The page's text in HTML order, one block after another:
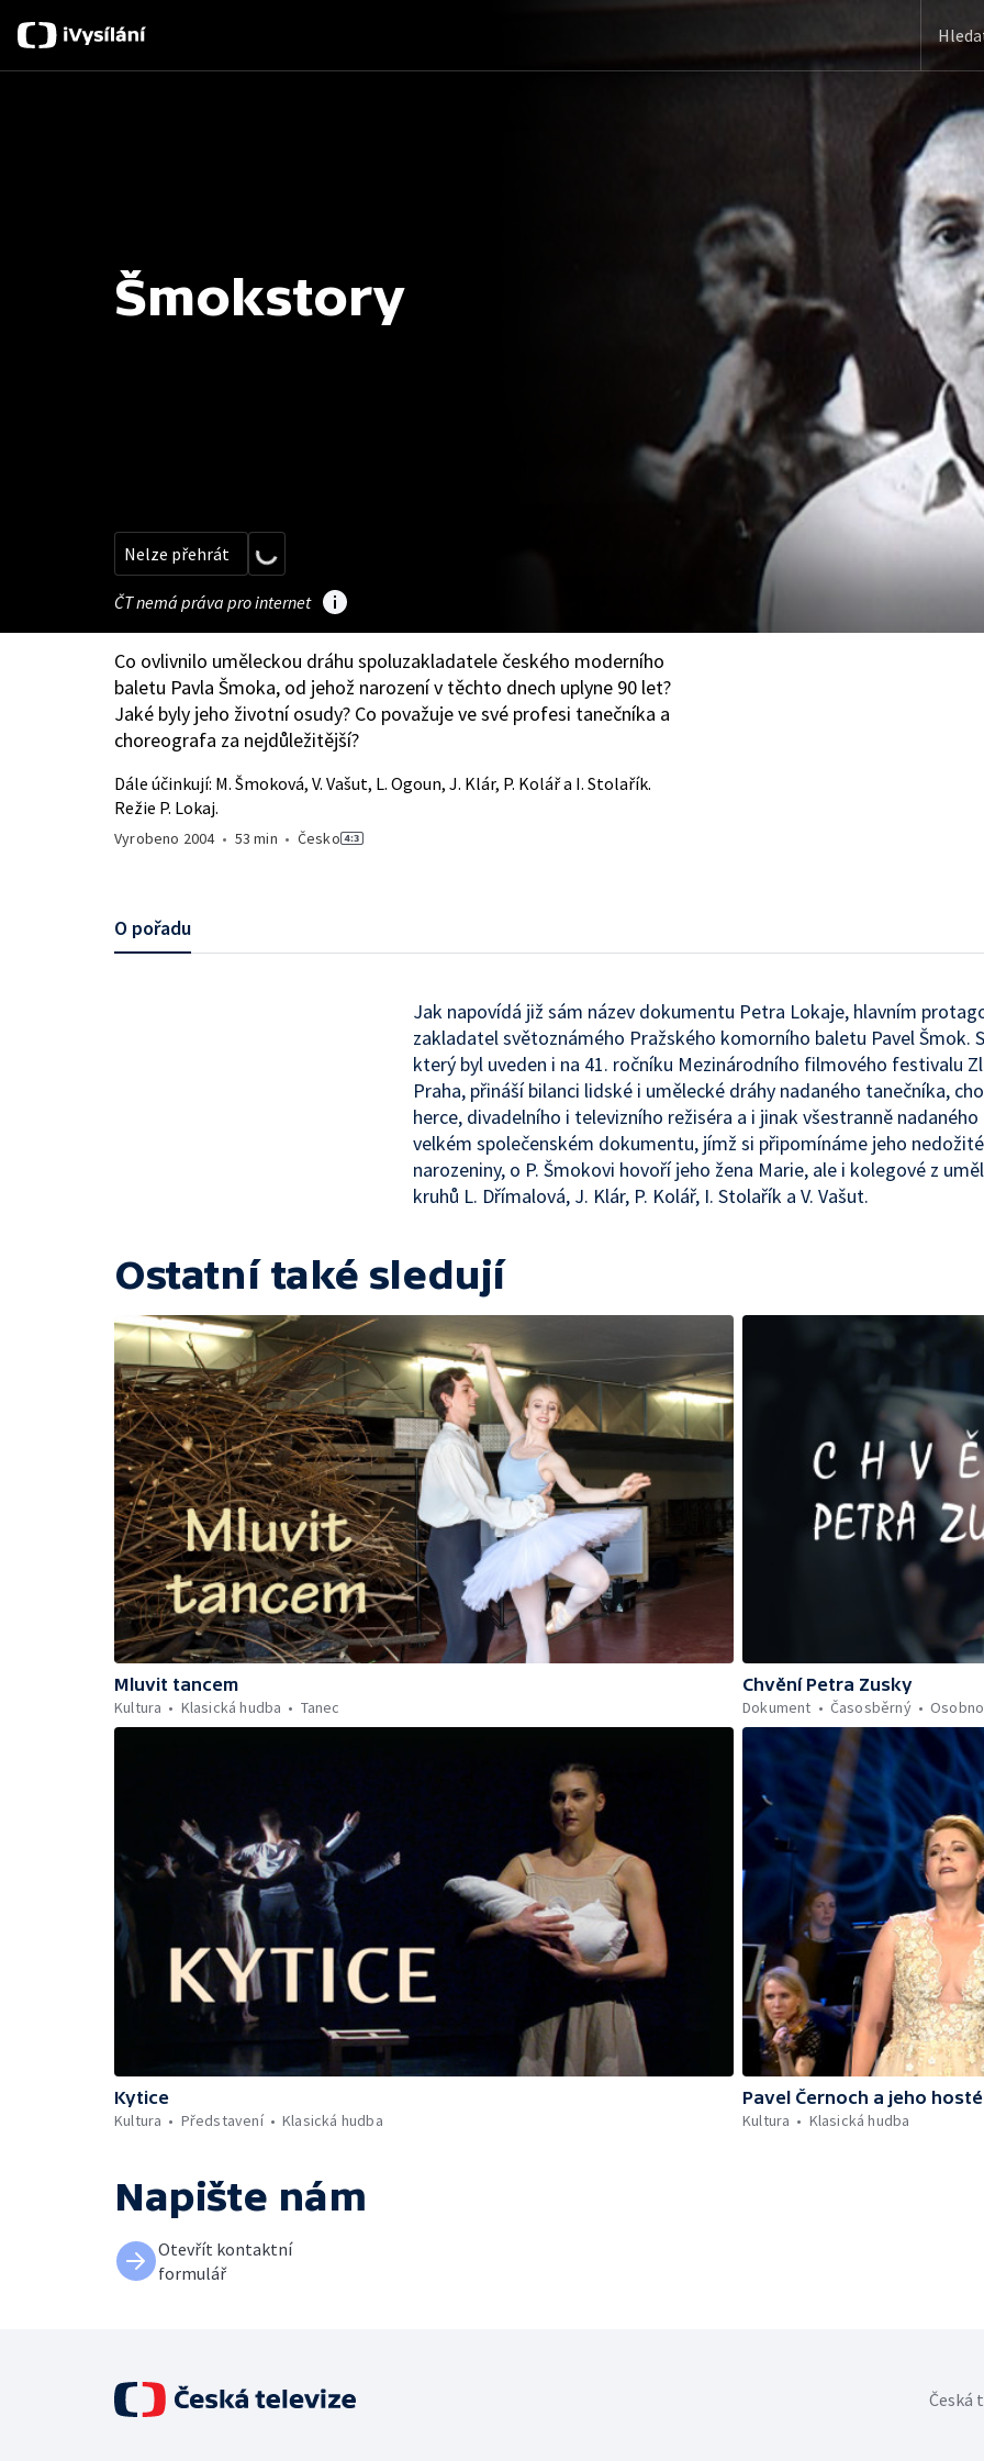
Šmokstory
Nelze přehrát
ČT nemá práva pro internet
Co ovlivnilo uměleckou dráhu spoluzakladatele českého moderního
baletu Pavla Šmoka, od jehož narození v těchto dnech uplyne 90 let?
Jaké byly jeho životní osudy? Co považuje ve své profesi tanečníka a
choreografa za nejdůležitější?
Dále účinkují: M. Šmoková, V. Vašut, L. Ogoun, J. Klár, P. Kolář a I. Stolařík.
Režie P. Lokaj.
Vyrobeno 2004• 53 min • Česko
O pořadu
Jak napovídá již sám název dokumentu Petra Lokaje, hlavním
zakladatel světoznámého Pražského komorního baletu Pavel Šmok.
který byl uveden i na 41. ročníku Mezinárodního filmového festivalu
Praha, přináší bilanci lidské i umělecké dráhy nadaného tanečníka,
herce, divadelního i televizního režiséra a i jinak všestranně nadaného
velkém společenském dokumentu, jímž si připomínáme jeho
narozeniny, o P. Šmokovi hovoří jeho žena Marie, ale i kolegové z
kruhů L. Dřímalová, J. Klár, P. Kolář, I. Stolařík a V. Vašut.
Ostatní také sledují
Mluvit tancem
Kultura
Klasická hudba Tanec
Chvění Petra Zusky
Dokument
Časosběrný
Kytice
Kultura
Představení Klasická hudba
Pavel Černoch a jeho hosté
Kultura
Klasická hudba
Napište nám
Otevřít kontaktní
formulář
Česká